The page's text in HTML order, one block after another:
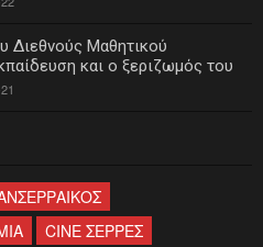
Διεθνούς Μαθητικού
και ο ξεριζωμός του
CINE ΣΕΡΡΕΣ